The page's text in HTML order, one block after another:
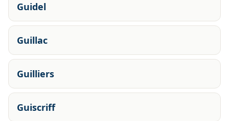
Guidel
Guillac
Guilliers
Guiscriff